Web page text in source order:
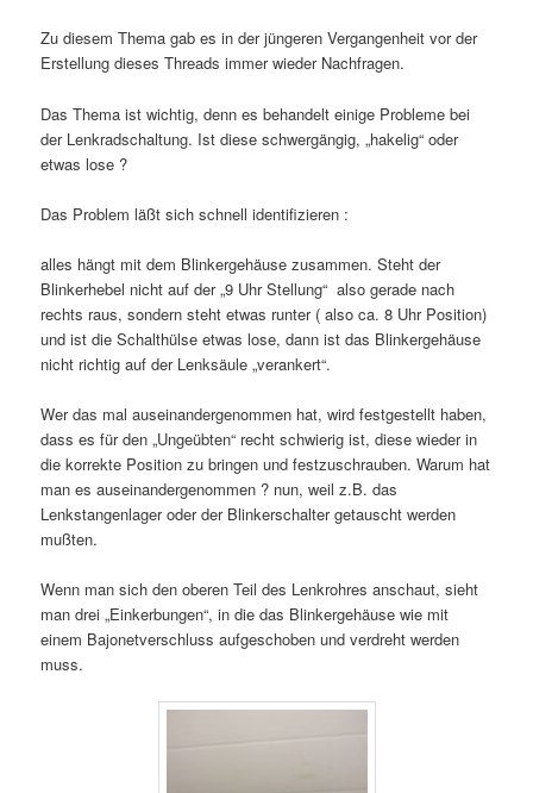
Zu diesem Thema gab es in der jüngeren Vergangenheit vor der
Erstellung dieses Threads immer wieder Nachfragen.
Das Thema ist wichtig, denn es behandelt einige Probleme bei
der Lenkradschaltung. Ist diese schwergängig, „hakelig“ oder
etwas lose ?
Das Problem läßt sich schnell identifizieren :
alles hängt mit dem Blinkergehäuse zusammen. Steht der
Blinkerhebel nicht auf der „9 Uhr Stellung“ also gerade nach
rechts raus, sondern steht etwas runter ( also ca. 8 Uhr Position)
und ist die Schalthülse etwas lose, dann ist das Blinkergehäuse
nicht richtig auf der Lenksäule „verankert“.
Wer das mal auseinandergenommen hat, wird festgestellt haben,
dass es für den „Ungeübten“ recht schwierig ist, diese wieder in
die korrekte Position zu bringen und festzuschrauben. Warum hat
man es auseinandergenommen ? nun, weil z.B. das
Lenkstangenlager oder der Blinkerschalter getauscht werden
mußten.
Wenn man sich den oberen Teil des Lenkrohres anschaut, sieht
man drei „Einkerbungen“, in die das Blinkergehäuse wie mit
einem Bajonetverschluss aufgeschoben und verdreht werden
muss.